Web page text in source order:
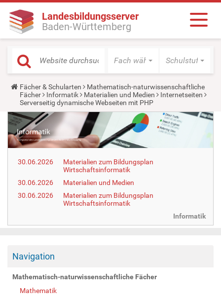
Landesbildungsserver
Baden-Württemberg
Fach wählen Schulstufe
Y
o
u
a
r
e
h
e
r
:
Fächer & Schularten
Mathematisch-naturwissenschaftliche
Fächer
Informatik Materialien und Medien
Internetseiten
Serverseitig dynamische Webseiten mit PHP
30.06.2026
Materialien zum Bildungsplan
Wirtschaftsinformatik
30.06.2026
Materialien und Medien
30.06.2026
Materialien zum Bildungsplan
Wirtschaftsinformatik
Informatik
Navigation
Mathematisch-naturwissenschaftliche Fächer
Mathematik